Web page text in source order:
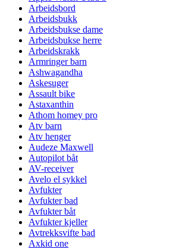
Arbeidsbord
Arbeidsbukk
Arbeidsbukse dame
Arbeidsbukse herre
Arbeidskrakk
Armringer barn
Ashwagandha
Askesuger
Assault bike
Astaxanthin
Athom homey pro
Atv barn
Atv henger
Audeze Maxwell
Autopilot båt
AV-receiver
Avelo el sykkel
Avfukter
Avfukter bad
Avfukter båt
Avfukter kjeller
Avtrekksvifte bad
Axkid one